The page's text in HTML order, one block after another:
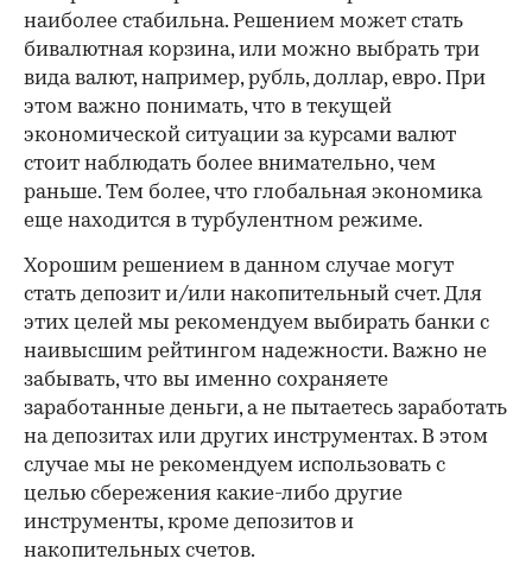
наиболее стабильна. Решением может стать
бивалютная корзина, или можно выбрать три
вида валют, например, рубль, доллар, евро. При
этом важно понимать, что в текущей
экономической ситуации за курсами валют
стоит наблюдать более внимательно, чем
раньше. Тем более, что глобальная экономика
еще находится в турбулентном режиме.
Хорошим решением в данном случае могут
стать депозит и/или накопительный счет. Для
этих целей мы рекомендуем выбирать банки с
наивысшим рейтингом надежности. Важно не
забывать, что вы именно сохраняете
заработанные деньги, а не пытаетесь заработать
на депозитах или других инструментах. В этом
случае мы не рекомендуем использовать с
целью сбережения какие-либо другие
инструменты, кроме депозитов и
накопительных счетов.